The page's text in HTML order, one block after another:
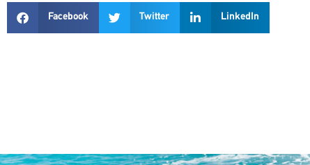
Facebook Twitter LinkedIn